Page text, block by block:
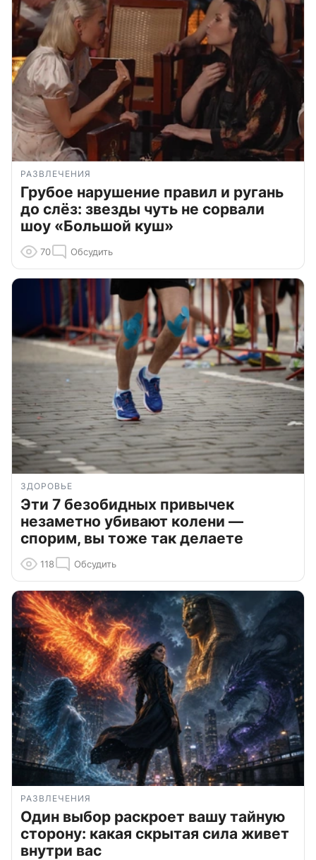
РАЗВЛЕЧЕНИЯ
Грубое нарушение правил и ругань
до слёз: звезды чуть не сорвали
шоу «Большой куш»
70 Обсудить
ЗДОРОВЬЕ
Эти 7 безобидных привычек
незаметно убивают колени —
спорим, вы тоже так делаете
118 Обсудить
РАЗВЛЕЧЕНИЯ
Один выбор раскроет вашу тайную
сторону: какая скрытая сила живет
внутри вас